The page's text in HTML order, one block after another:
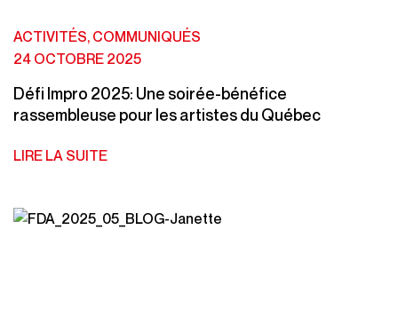
ACTIVITÉS, COMMUNIQUÉS
24 OCTOBRE 2025
Défi Impro 2025: Une soirée-bénéfice
rassembleuse pour les artistes du Québec
LIRE LA SUITE